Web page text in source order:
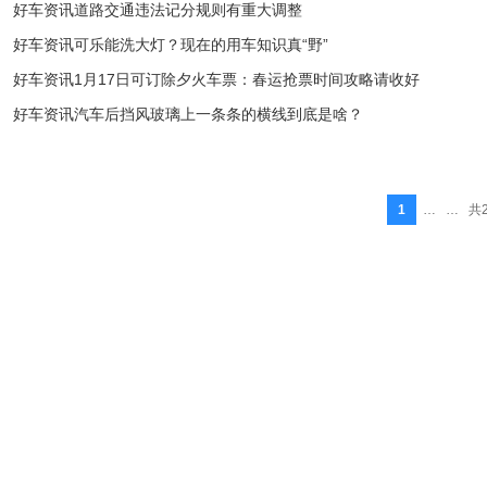
好车资讯道路交通违法记分规则有重大调整
好车资讯可乐能洗大灯？现在的用车知识真“野”
好车资讯1月17日可订除夕火车票：春运抢票时间攻略请收好
好车资讯汽车后挡风玻璃上一条条的横线到底是啥？
1 … … 共